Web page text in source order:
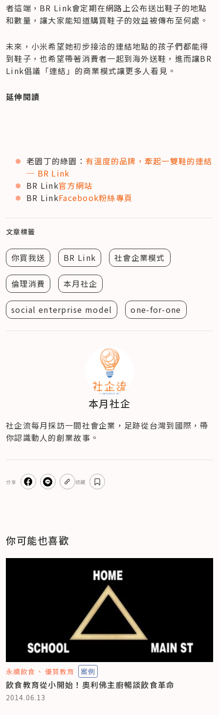
者這端，BR Link會定期在網路上公布送出鞋子的地點
和數量，讓大家能知道購買鞋子的效益被傳布至何處。
未來，小米希望她初步接洽的連結地點的孩子們都能得
到鞋子，也希望帶著消費者一起到海外送鞋，進而讓BR
Link倡議「連結」的商業模式讓更多人看見。
延伸閱讀
老園丁的綠園： 有溫度的品牌，牽起一雙鞋的連結
─ BR Link
BR Link官方網站
BR LinkFacebook粉絲專頁
文章標籤
你買我送 BR Link 社會企業模式
倫理消費 本月社企
social enterprise model one-for-one
本月社企
社企流每月採訪一間社會企業，足跡從台灣到國際，帶
你認識動人的創業故事。
分享 收藏
你可能也喜歡
永續飲食 優質教育 案例
飲食教育從小開始！奧利佛主廚暢談飲食革命
2014.06.13